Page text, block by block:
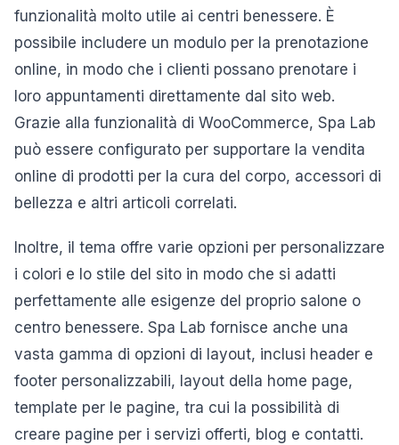
funzionalità molto utile ai centri benessere. È
possibile includere un modulo per la prenotazione
online, in modo che i clienti possano prenotare i
loro appuntamenti direttamente dal sito web.
Grazie alla funzionalità di WooCommerce, Spa Lab
può essere configurato per supportare la vendita
online di prodotti per la cura del corpo, accessori di
bellezza e altri articoli correlati.
Inoltre, il tema offre varie opzioni per personalizzare
i colori e lo stile del sito in modo che si adatti
perfettamente alle esigenze del proprio salone o
centro benessere. Spa Lab fornisce anche una
vasta gamma di opzioni di layout, inclusi header e
footer personalizzabili, layout della home page,
template per le pagine, tra cui la possibilità di
creare pagine per i servizi offerti, blog e contatti.